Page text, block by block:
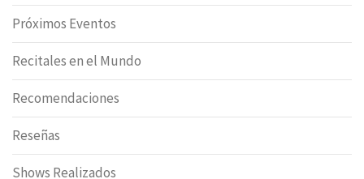
Próximos Eventos
Recitales en el Mundo
Recomendaciones
Reseñas
Shows Realizados